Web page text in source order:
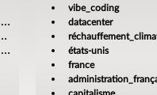
vibe_coding
datacenter
états-unis
france